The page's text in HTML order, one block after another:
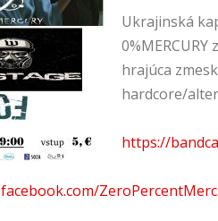
Ukrajinská
0%MERCURY
hrajúca
hardcore/
https://